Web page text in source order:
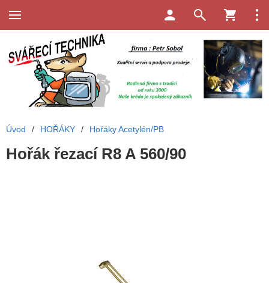
Úvod / HOŘÁKY / Hořáky Acetylén/PB
Hořák řezací R8 A 560/90